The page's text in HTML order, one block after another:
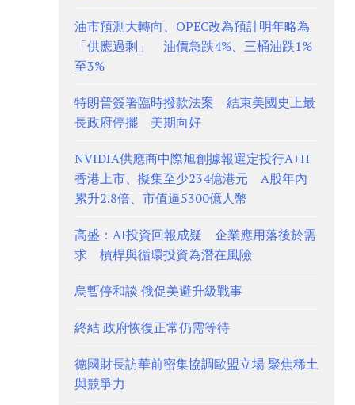
油市預測大轉向、OPEC改為預計明年略為
「供應過剩」 油價急跌4%、三桶油跌1%
至3%
特朗普簽署臨時撥款法案 結束美國史上最
長政府停擺 美期向好
NVIDIA供應商中際旭創據報選定投行A+H
香港上市、擬集至少234億港元 A股年內
累升2.8倍、市值逼5300億人幣
高盛：AI投資回報成疑 企業應用落後於需
求 槓桿與循環投資為潛在風險
烏暫停和談 俄促美避升級戰事
終結 政府恢復正常仍需等待
德國財長訪華前密集協調歐盟立場 聚焦稀土
與競爭力